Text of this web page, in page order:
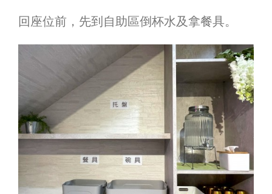
回座位前，先到自助區倒杯水及拿餐具。